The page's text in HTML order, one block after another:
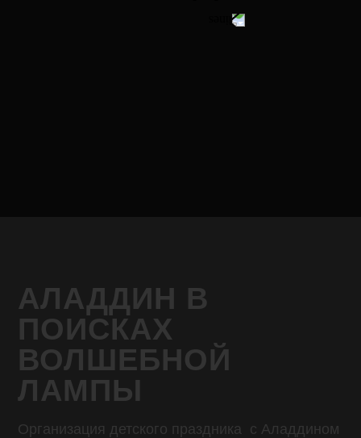
АЛАДДИН В
ПОИСКАХ
ВОЛШЕБНОЙ
ЛАМПЫ
Организация детского праздника с Аладдином